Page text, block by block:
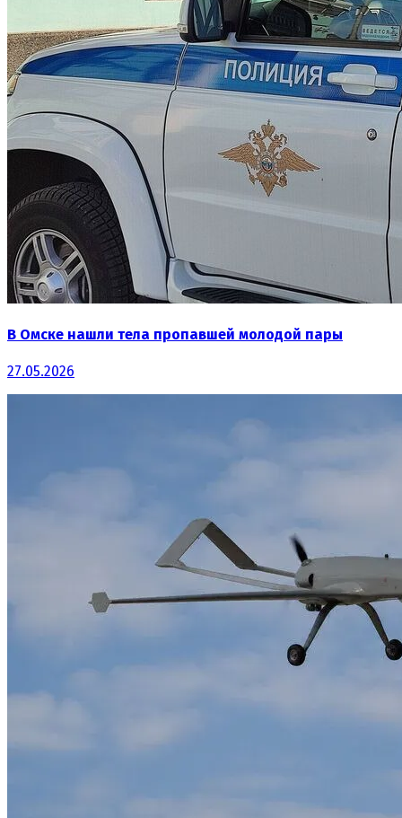
В Омске нашли тела пропавшей молодой пары
27.05.2026